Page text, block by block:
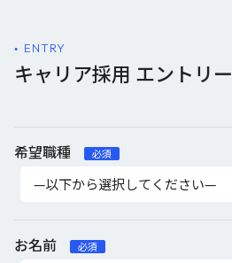
ENTRY
キャリア採用 エントリー
希望職種 必須
お名前 必須